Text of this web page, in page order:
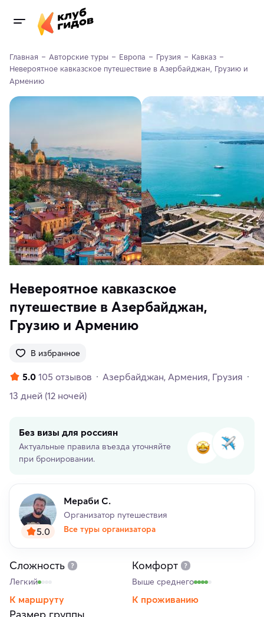
Главная Авторские туры Европа Грузия
Кавказ
Невероятное кавказское путешествие в Азербайджан, Грузию и
Армению
Невероятное кавказское
путешествие в Азербайджан,
Грузию и Армению
В избранное
5.0 105 отзывов Азербайджан Армения Грузия
13 дней (12 ночей)
Без визы для россиян
Актуальные правила въезда уточняйте
при бронировании.
5.0
Мераби С.
Организатор путешествия
Все туры организатора
Сложность
Легкий
К маршруту
Комфорт
Выше среднего
К проживанию